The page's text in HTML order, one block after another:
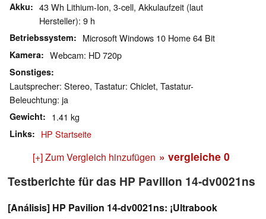
Akku
43 Wh Lithium-Ion, 3-cell, Akkulaufzeit (laut
Hersteller): 9 h
Betriebssystem Microsoft Windows 10 Home 64 Bit
Kamera Webcam: HD 720p
Sonstiges
Lautsprecher: Stereo, Tastatur: Chiclet, Tastatur-
Beleuchtung: ja
Gewicht 1.41 kg
Links HP Startseite
[+] Zum Vergleich hinzufügen » vergleiche 0
Testberichte für das HP Pavilion 14-dv0021ns
[Análisis] HP Pavilion 14-dv0021ns: ¡Ultrabook